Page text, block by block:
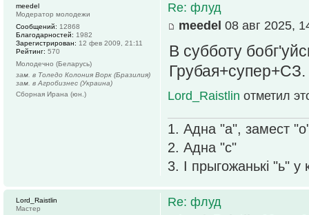
Re: флуд
meedel 08 авг 2025,
В субботу
Грубая+супер+СЗ.
Lord_Raistlin отметил
1. Адна "а", замест
2. Адна "с"
3. І прыгожанькі "ь" у
meedel
Модератор молодежи
Сообщений: 12868
Благодарностей: 1982
Зарегистрирован: 12 фев 2009, 21:11
Рейтинг: 570
Молодечно (Беларусь)
зам. в Толедо Колония Ворк (Бразилия)
зам. в Агробизнес (Украина)
Сборная Ирана (юн.)
Re: флуд
Lord_Raistlin
Мастер